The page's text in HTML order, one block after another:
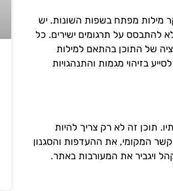
מילות מפתח בשפות השונות. יש
להתבסס על תרגומים ישירים. כל
של התוכן בהתאם למילות
בזיהוי מגמות והתנהגויות
תוכן זה לא רק צריך להיות
המקומי, את ההעדפות והסגנון
ויגביר את המעורבות באתר.